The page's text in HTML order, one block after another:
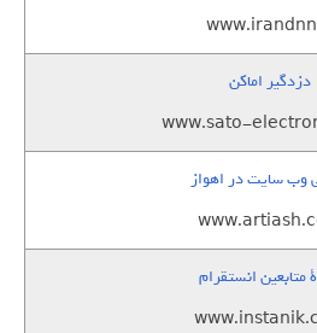
دزدگیر اماکن
www.sato-
وب سایت در اهواز
متابعين انستقرام